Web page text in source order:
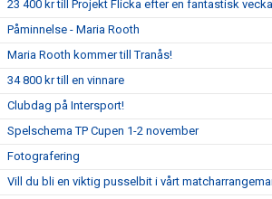
23 400 kr till Projekt Flicka efter en fantastisk vecka
Påminnelse - Maria Rooth
Maria Rooth kommer till Tranås!
34 800 kr till en vinnare
Clubdag på Intersport!
Spelschema TP Cupen 1-2 november
Fotografering
Vill du bli en viktig pusselbit i vårt